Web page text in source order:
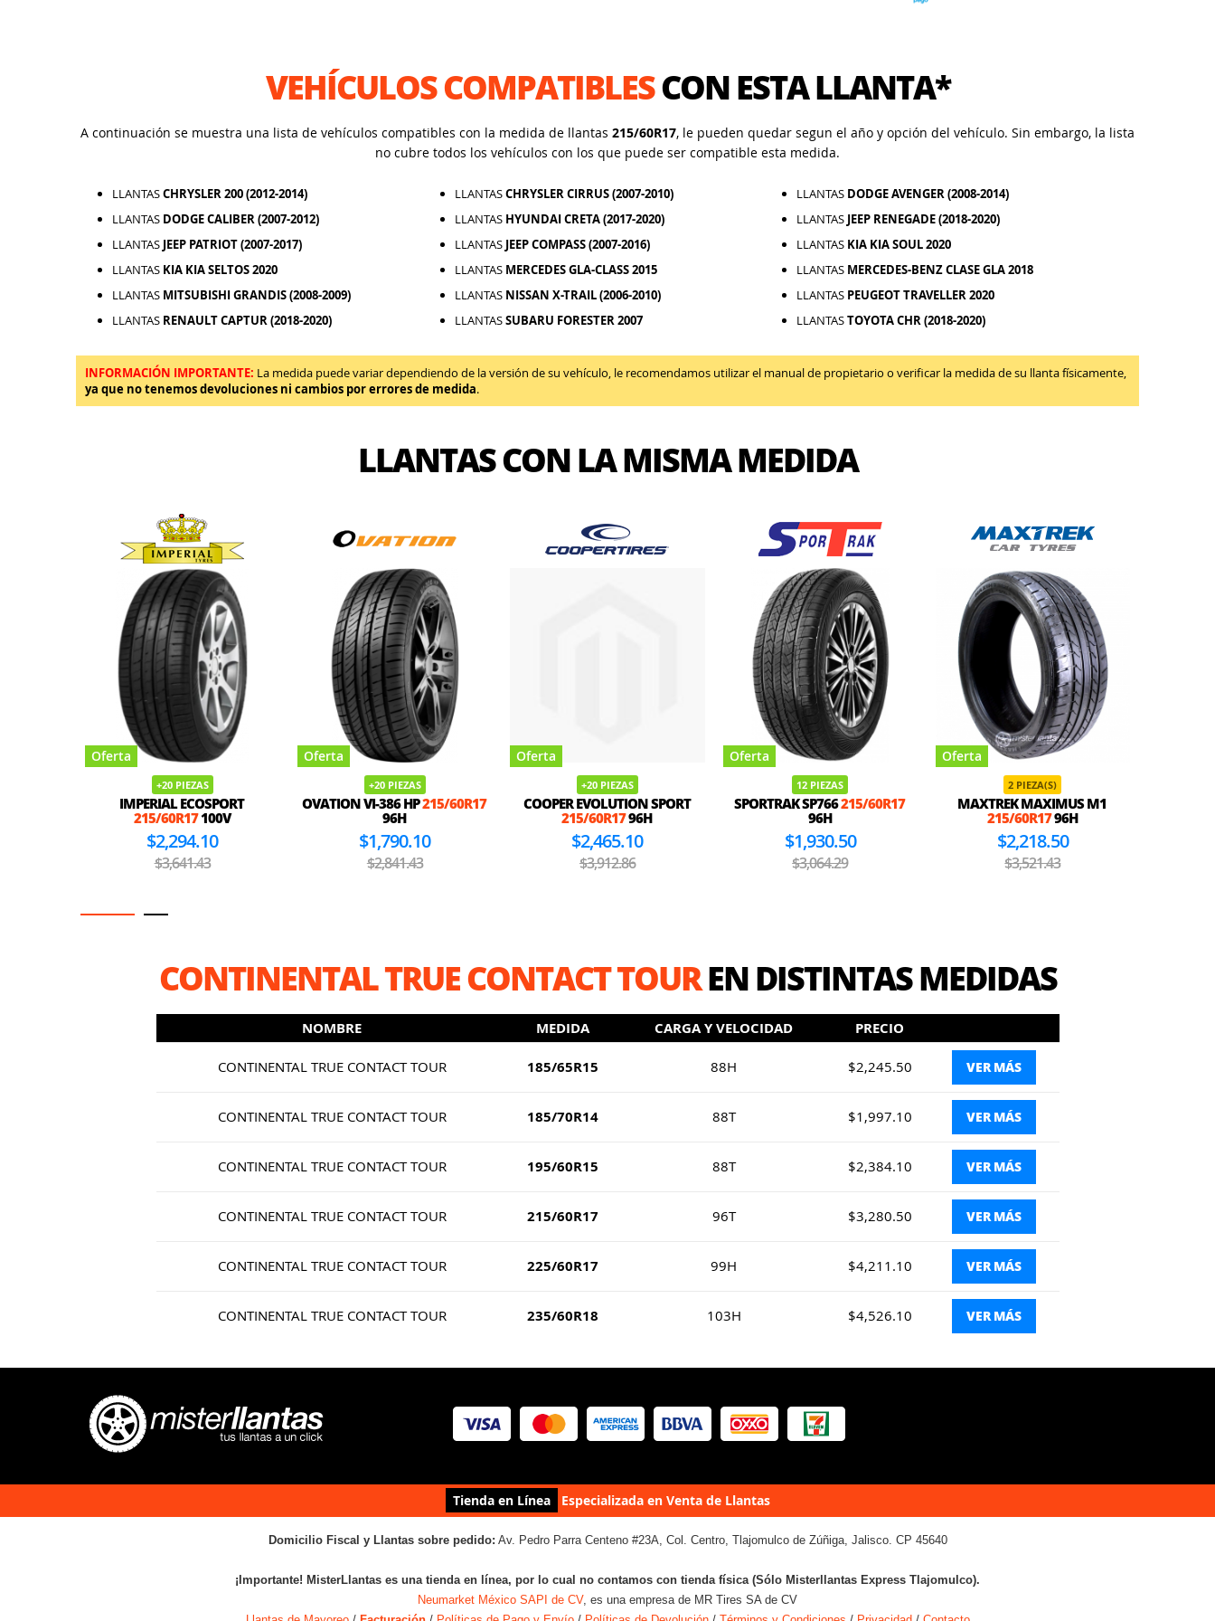
VEHÍCULOS COMPATIBLESCON ESTA LLANTA*
A continuación se muestra una lista de vehículos compatibles con la medida de llantas 215/60R17, le pueden quedar segun el año y opción del vehículo. Sin embargo, la lista
no cubre todos los vehículos con los que puede ser compatible esta medida.
LLANTASCHRYSLER 200 (2012-2014) LLANTASCHRYSLER CIRRUS (2007-2010) LLANTAS DODGE AVENGER (2008-2014)
LLANTAS DODGE CALIBER (2007-2012) LLANTAS HYUNDAI CRETA (2017-2020) LLANTAS JEEP RENEGADE (2018-2020)
LLANTAS JEEP PATRIOT (2007-2017) LLANTAS JEEP COMPASS (2007-2016) LLANTAS KIA KIA SOUL 2020
LLANTAS KIA KIA SELTOS 2020 LLANTAS MERCEDES GLA-CLASS 2015 LLANTAS MERCEDES-BENZ CLASE GLA 2018
LLANTAS MITSUBISHI GRANDIS (2008-2009) LLANTAS NISSAN X-TRAIL (2006-2010) LLANTAS PEUGEOT TRAVELLER 2020
LLANTAS RENAULT CAPTUR (2018-2020) LLANTASSUBARU FORESTER 2007 LLANTASTOYOTA CHR (2018-2020)
INFORMACIÓN IMPORTANTE: La medida puede variar dependiendo de la versión de su vehículo, le recomendamos utilizar el manual de propietario o verificar la medida de su llanta físicamente,
ya que no tenemos devoluciones ni cambios por errores de medida.
LLANTAS CON LA MISMA MEDIDA
Oferta
+20 PIEZAS
IMPERIAL ECOSPORT
215/60R17100V
$2,294.10
$3,641.43
Oferta
+20 PIEZAS
OVATION VI-386 HP215/60R17
96H
$1,790.10
$2,841.43
Oferta
+20 PIEZAS
COOPER EVOLUTION SPORT
215/60R1796H
$2,465.10
$3,912.86
Oferta
12 PIEZAS
SPORTRAK SP766215/60R17
96H
$1,930.50
$3,064.29
Oferta
2 PIEZA(S)
MAXTREK MAXIMUS M1
215/60R1796H
$2,218.50
$3,521.43
CONTINENTAL TRUE CONTACT TOUREN DISTINTAS MEDIDAS
NOMBRE MEDIDA CARGA Y VELOCIDAD PRECIO
CONTINENTAL TRUE CONTACT TOUR 185/65R15 88H $2,245.50 VER MÁS
CONTINENTAL TRUE CONTACT TOUR 185/70R14 88T $1,997.10 VER MÁS
CONTINENTAL TRUE CONTACT TOUR 195/60R15 88T $2,384.10 VER MÁS
CONTINENTAL TRUE CONTACT TOUR 215/60R17 96T $3,280.50 VER MÁS
CONTINENTAL TRUE CONTACT TOUR 225/60R17 99H $4,211.10 VER MÁS
CONTINENTAL TRUE CONTACT TOUR 235/60R18 103H $4,526.10 VER MÁS
Tienda en Línea Especializada en Venta de Llantas
Domicilio Fiscal y Llantas sobre pedido: Av. Pedro Parra Centeno #23A, Col. Centro, Tlajomulco de Zúñiga, Jalisco. CP 45640
¡Importante! MisterLlantas es una tienda en línea, por lo cual no contamos con tienda física (Sólo Misterllantas Express Tlajomulco).
Neumarket México SAPI de CV, es una empresa de MR Tires SA de CV